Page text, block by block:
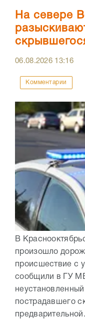
На севере
06.08.2026 13:16
Комментарии
В
произошло
происшествие с
сообщили в ГУ
пострадавшего